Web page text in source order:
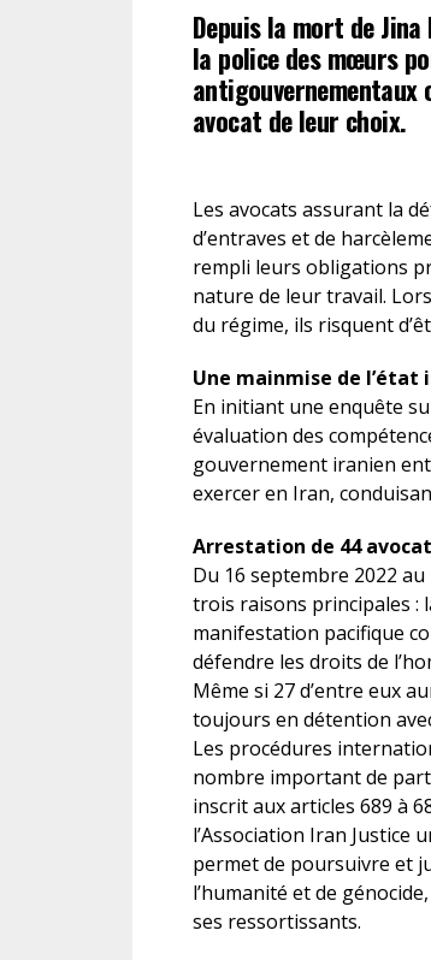
DROIT DES ÉTRANGERS
DROIT DES MINEURS
Depuis la mort de
la police des mœurs
antigouvernementaux
avocat de leur choix.
Les avocats assurant la
d’entraves et de
rempli leurs obligations
nature de leur travail.
du régime, ils risquent
Une mainmise de l’état
En initiant une enquête
évaluation des
gouvernement iranien
exercer en Iran,
Arrestation de 44
Du 16 septembre 2022
trois raisons principales :
manifestation pacifique
défendre les droits de
Même si 27 d’entre eux
toujours en détention
Les procédures
nombre important de
inscrit aux articles 689 à
l’Association Iran Justice
permet de poursuivre et
l’humanité et de
ses ressortissants.